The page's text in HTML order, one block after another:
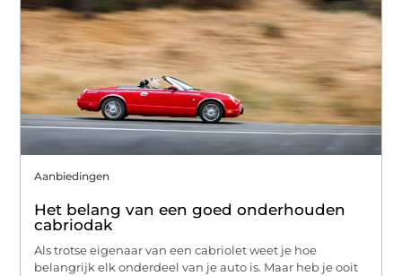
Aanbiedingen
Het belang van een goed onderhouden
cabriodak
Als trotse eigenaar van een cabriolet weet je hoe
belangrijk elk onderdeel van je auto is. Maar heb je ooit